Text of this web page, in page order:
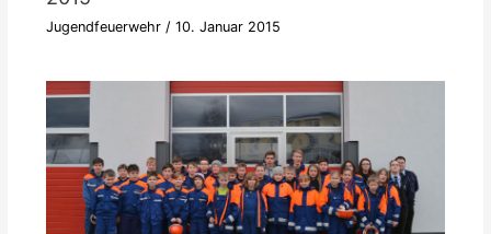
Jugendfeuerwehr/ 10. Januar 2015